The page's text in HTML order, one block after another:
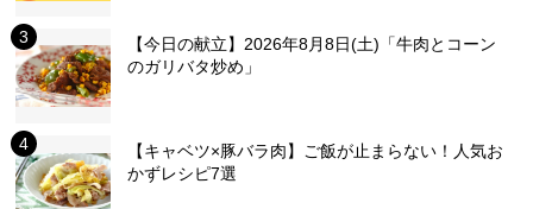
【今日の献立】2026年8月8日(土)「牛肉とコーン
のガリバタ炒め」
【キャベツ×豚バラ肉】ご飯が止まらない！人気お
かずレシピ7選